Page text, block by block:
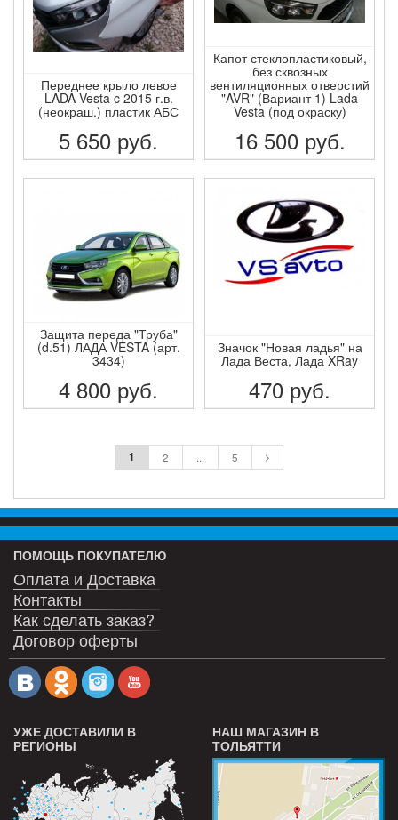
Переднее крыло левое
LADA Vesta c 2015 г.в.
(неокраш.) пластик АБС
5 650 руб.
ПОДРОБНЕЕ
Капот стеклопластиковый,
без сквозных
вентиляционных отверстий
"AVR" (Вариант 1) Lada
Vesta (под окраску)
16 500 руб.
ПОДРОБНЕЕ
Защита переда "Труба"
(d.51) ЛАДА VESTA (арт.
3434)
4 800 руб.
Значок "Новая ладья" на
Лада Веста, Лада XRay
470 руб.
1 2 ... 5
ПОМОЩЬ ПОКУПАТЕЛЮ
Оплата и Доставка
Контакты
Как сделать заказ?
Договор оферты
УЖЕ ДОСТАВИЛИ В
РЕГИОНЫ
НАШ МАГАЗИН В
ТОЛЬЯТТИ